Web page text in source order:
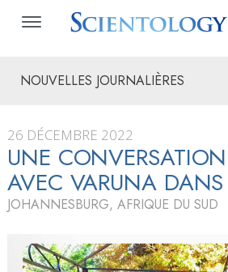
NOUVELLES JOURNALIÈRES
26 DÉCEMBRE 2022
UNE
AVEC VARUNA DANS
JOHANNESBURG, AFRIQUE DU SUD